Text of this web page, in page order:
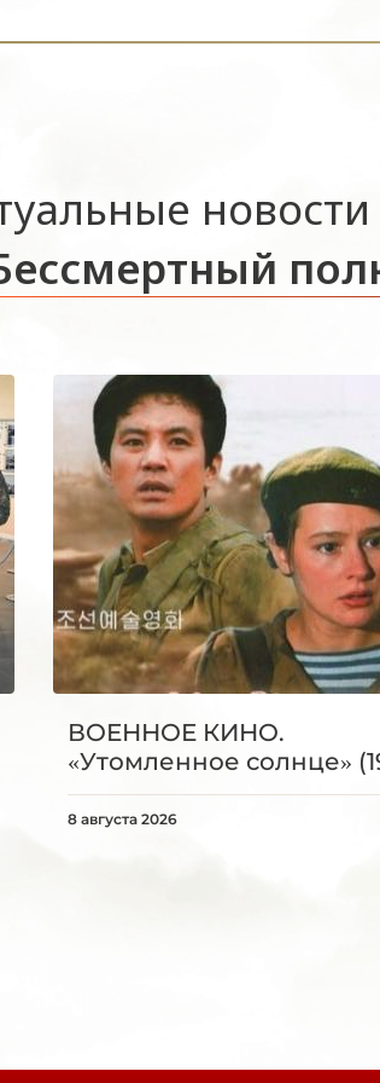
ВОЕННОЕ КИНО.
«Утомленное солнце»
8 августа 2026